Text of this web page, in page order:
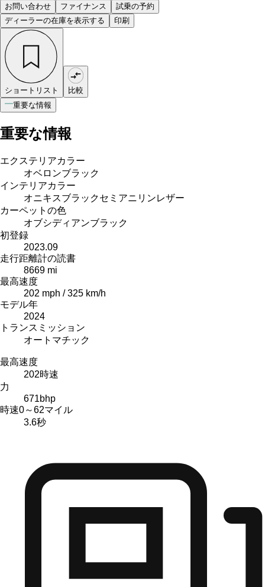
お問い合わせ ファイナンス
試乗の予約
ディーラーの在庫を表示する
印刷
ショートリスト
比較
重要な情報
重要な情報
エクステリアカラー
オベロンブラック
インテリアカラー
オニキスブラックセミアニリンレザー
カーペットの色
オブシディアンブラック
初登録
2023.09
走行距離計の読書
8669 mi
最高速度
202 mph / 325 km/h
モデル年
2024
トランスミッション
オートマチック
最高速度
202時速
力
671bhp
時速0～62マイル
3.6秒